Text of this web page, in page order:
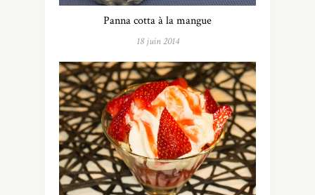
Panna cotta à la mangue
18 juin 2014